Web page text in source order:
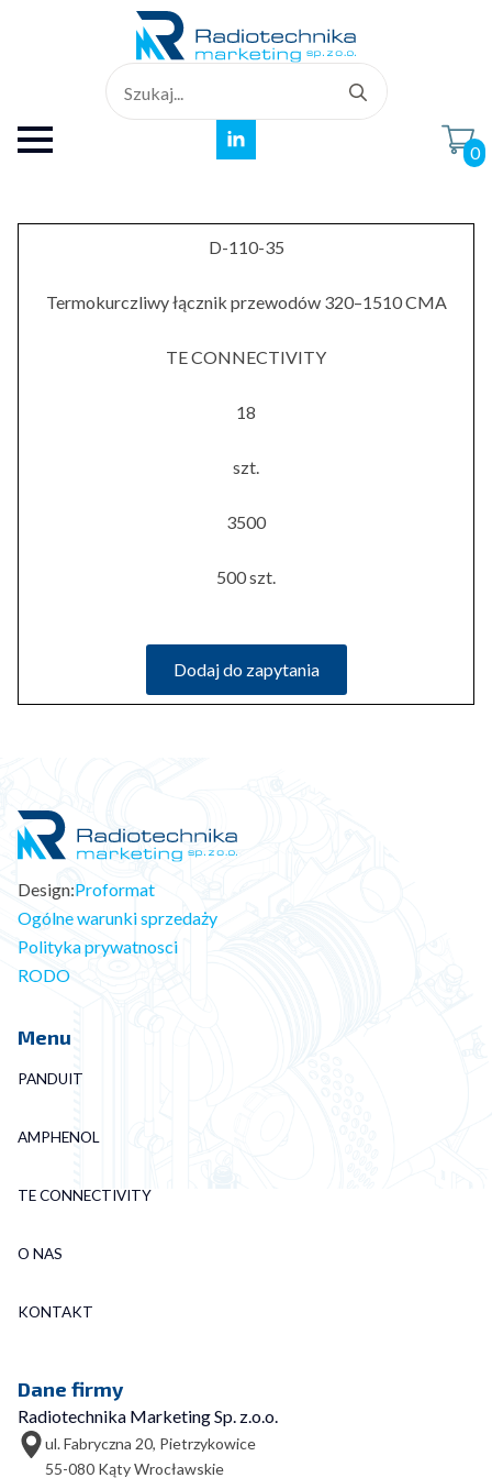
for:
0
D-110-35
Termokurczliwy łącznik przewodów 320–1510 CMA
TE CONNECTIVITY
18
szt.
3500
500 szt.
Dodaj do zapytania
Design:Proformat
Ogólne warunki sprzedaży
Polityka prywatnosci
RODO
Menu
PANDUIT
AMPHENOL
TE CONNECTIVITY
O NAS
KONTAKT
Dane firmy
Radiotechnika Marketing Sp. z.o.o.
ul. Fabryczna 20, Pietrzykowice
55-080 Kąty Wrocławskie